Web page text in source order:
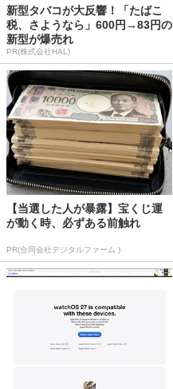
新型タバコが大反響！「たばこ
税、さようなら」600円→83円の
新型が爆売れ
PR(株式会社HAL)
【当選した人が暴露】宝くじ運
が動く時、必ずある前触れ
PR(合同会社デジタルファーム )